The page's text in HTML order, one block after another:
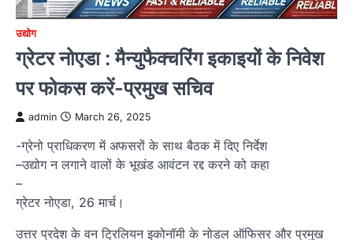
उद्योग
ग्रेटर नोएडा : मैन्युफैक्चरिंग इकाइयों के निवेश
पर फोकस करें-प्रमुख सचिव
admin March 26, 2025
-ग्रेनो प्राधिकरण में अफसरों के साथ बैठक में दिए निर्देश
–उद्योग न लगाने वालों के भूखंड आवंटन रद्द करने को कहा
–
ग्रेटर नोएडा, 26 मार्च।
उत्तर प्रदेश के वन ट्रिलियन इकोनॉमी के नोडल ऑफिसर और प्रमुख